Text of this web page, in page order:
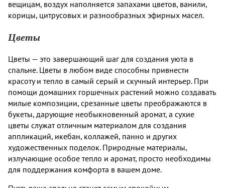
вещицам, воздух наполняется запахами цветов, ванили,
корицы, цитрусовых и разнообразных эфирных масел.
Цветы
Цветы — это завершающий шаг для создания уюта в
спальне. Цветы в любом виде способны привнести
красоту и тепло в самый серый и скучный интерьер. При
помощи домашних горшечных растений можно создавать
милые композиции, срезанные цветы преображаются в
букеты, дарующие необыкновенный аромат, а сухие
цветы служат отличным материалом для создания
аппликаций, икебан, коллажей, панно и других
художественных поделок. Природные материалы,
излучающие особое тепло и аромат, просто необходимы
для поддержания комфорта в вашем доме.